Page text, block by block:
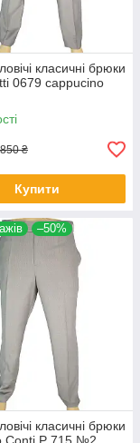
класичні брюки
0679 cappucino
850 ₴
Купити
–50%
класичні брюки
Conti P 715 №2